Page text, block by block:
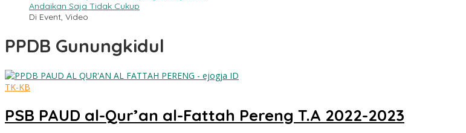
Andaikan Saja Tidak Cukup
Di Event, Video
PPDB Gunungkidul
TK-KB
PSB PAUD al-Qur’an al-Fattah Pereng T.A 2022-2023